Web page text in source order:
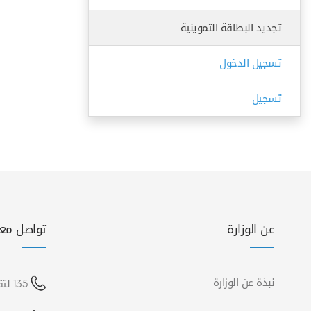
تجديد البطاقة التموينية
تسجيل الدخول
تسجيل
عن الوزارة
نبذة عن الوزارة
تواصل
135 لتقديم شكوى